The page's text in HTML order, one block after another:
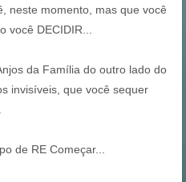
neste momento, mas que você
você DECIDIR...
da Família do outro lado do
invisíveis, que você sequer
de RE Começar...